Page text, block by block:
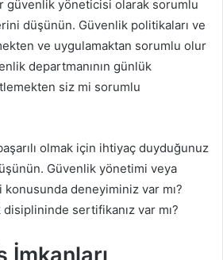
güvenlik yöneticisi olarak sorumlu
düşünün. Güvenlik politikaları ve
ve uygulamaktan sorumlu olur
departmanının günlük
siz mi sorumlu
olmak için ihtiyaç duyduğunuz
Güvenlik yönetimi veya
deneyiminiz var mı?
sertifikanız var mı?